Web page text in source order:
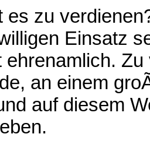
es zu
Einsatz
ehrenamlich.
an einem
auf diesem